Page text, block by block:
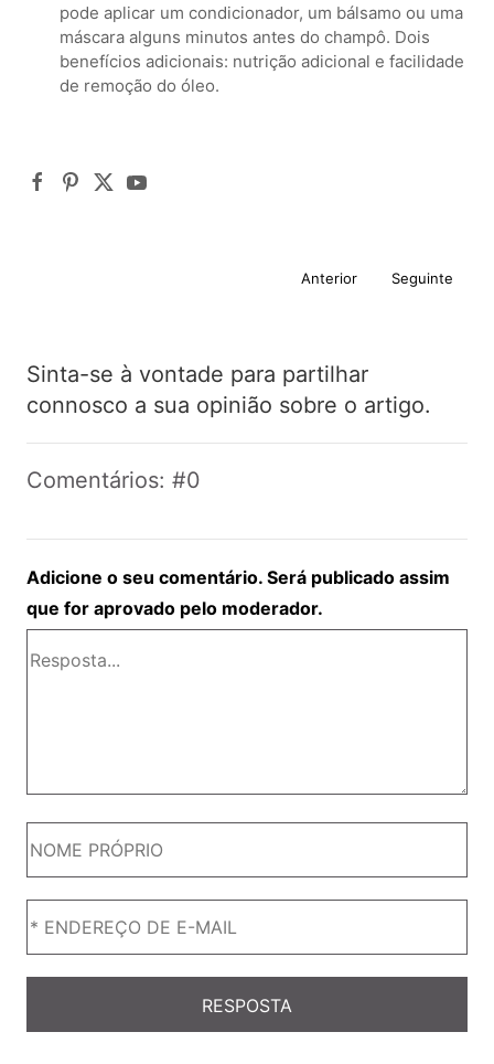
pode aplicar um condicionador, um bálsamo ou uma
máscara alguns minutos antes do champô. Dois
benefícios adicionais: nutrição adicional e facilidade
de remoção do óleo.
Anterior Seguinte
Sinta-se à vontade para partilhar
connosco a sua opinião sobre o artigo.
Comentários: #0
Adicione o seu comentário. Será publicado assim
que for aprovado pelo moderador.